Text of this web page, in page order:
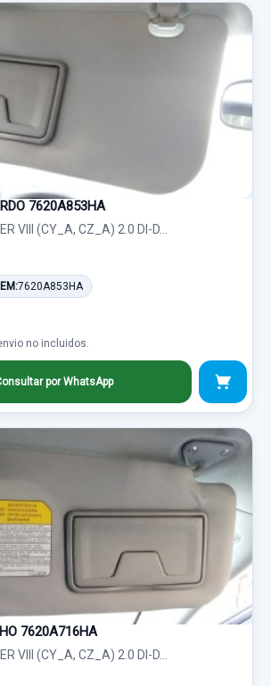
7620A853HA
VIII (CY_A, CZ_A) 2.0 DI-D...
7620A853HA
no incluidos.
por WhatsApp
7620A716HA
VIII (CY_A, CZ_A) 2.0 DI-D...